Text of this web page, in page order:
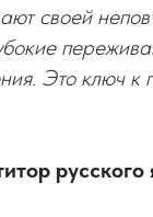
своей
Это ключ
русского